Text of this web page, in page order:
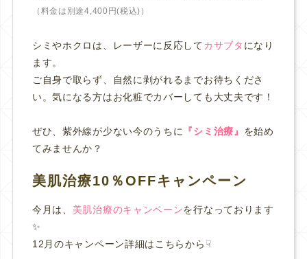
（料金は別途4,400円(税込)）
シミやホクロは、レーザーに反応してカサブタ になり
ます。
ご自身で取らず、自然に剥がれるまでお待ちくださ
い。気になる方はお化粧でカバーしても大丈夫です！
ぜひ、紫外線が少ない今のうちに 『シミ治療』 を始め
てみませんか？
美肌治療10％OFFキャンペーン
今月は、 美肌治療のキャンペーンを行なっております
✨
12月のキャンペーン詳細はこちらから☟